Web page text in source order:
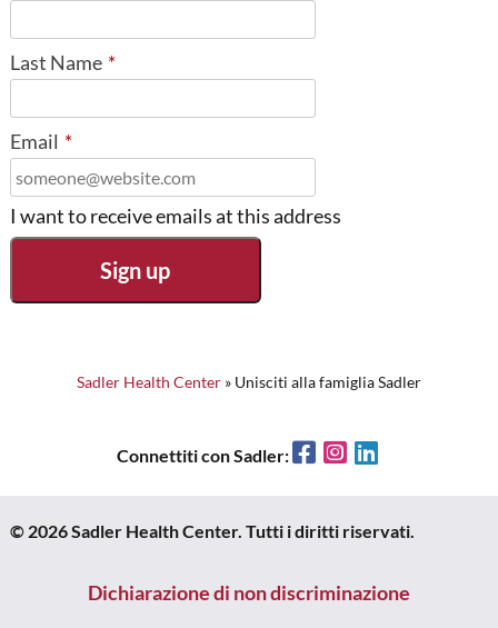
Last Name *
Email *
I want to receive emails at this address
Sadler Health Center» Unisciti alla famiglia Sadler
Connettiti con Sadler: FacebookInstagram
© 2026 Sadler Health Center. Tutti i diritti riservati.
Dichiarazione di non discriminazione